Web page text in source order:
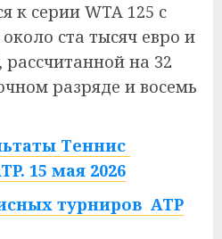
к серии WTA 125 с
ста тысяч евро и
на 32
разряде и восемь
Теннис
15 мая 2026
турниров ATP